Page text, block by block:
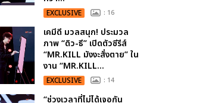
EXCLUSIVE : 16
เคมีดี มวลสนุก! ประมวล
ภาพ “ดิว-ธี” เปิดตัวซีรีส์
“MR.KILL มังงะสั่งตาย” ใน
งาน “MR.KILL...
EXCLUSIVE : 14
“ช่วงเวลาที่ไม่ได้เจอกัน